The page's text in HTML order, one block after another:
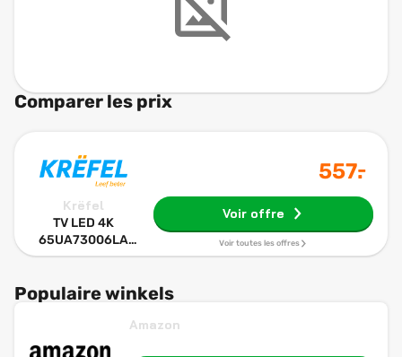
Comparer les prix
Krëfel
TV LED 4K
65UA73006LA
(2025) - 65
557.
-
Voir offre
Voir toutes les offres
Populaire winkels
Amazon